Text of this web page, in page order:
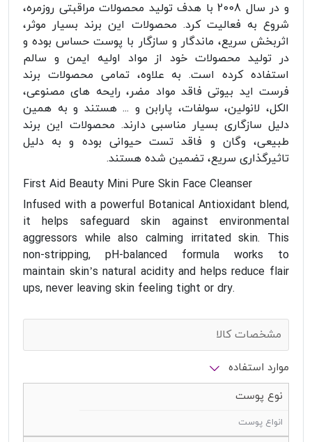
و در سال 2008 با هدف تولید محصولات مراقبتی روزمره،
شروع به فعالیت کرد. محصولات این برند بسیار موثر،
اثربخش سریع، ماندگار و سازگار با پوست حساس بوده و
در تولید محصولات خود از مواد اولیه ایمن و سالم
استفاده کرده است. به علاوه، تمامی محصولات برند
فرست اید بیوتی فاقد مواد مضر، رایحه های مصنوعی،
الکل، لانولین، سولفات، پارابن و ... هستند و به همین
دلیل سازگاری بسیار مناسبی دارند. محصولات این برند
طبیعی، وگان و فاقد تست حیوانی بوده و به دلیل
تاثیرگذاری سریع، تضمین شده هستند.
First Aid Beauty Mini Pure Skin Face Cleanser
Infused with a powerful Botanical Antioxidant blend,
it helps safeguard skin against environmental
aggressors while also calming irritated skin. This
non-stripping, pH-balanced formula works to
maintain skin’s natural acidity and helps reduce flair
ups, never leaving skin feeling tight or dry.
مشخصات کالا
موارد استفاده
نوع پوست
انواع پوست